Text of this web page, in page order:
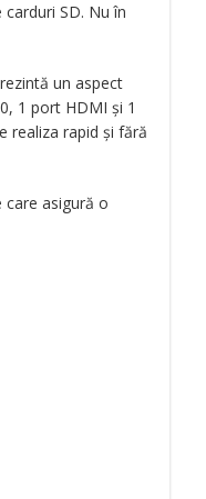
SD. Nu în
un aspect
1 port HDMI și 1
realiza rapid și fără
asigură o